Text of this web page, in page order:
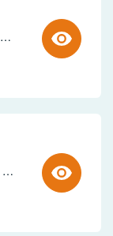
Bookaroo Pocket Notebook (A6) - CREAM
Display | Gifts for Book Lovers (60cm)